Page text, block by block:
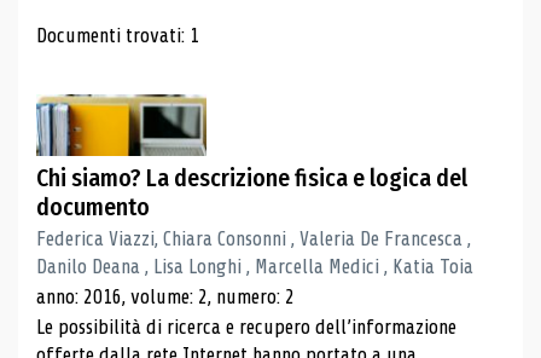
Risultati di ricerca
Documenti trovati: 1
Chi siamo? La descrizione fisica e logica del
documento
Federica Viazzi, Chiara Consonni , Valeria De Francesca ,
Danilo Deana , Lisa Longhi , Marcella Medici , Katia Toia
anno: 2016, volume: 2, numero: 2
Le possibilità di ricerca e recupero dell’informazione